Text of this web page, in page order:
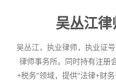
吴丛江
吴丛江，执业律师，执业证
律师事务所。同时持有注册
+税务”领域，提供“法律+财